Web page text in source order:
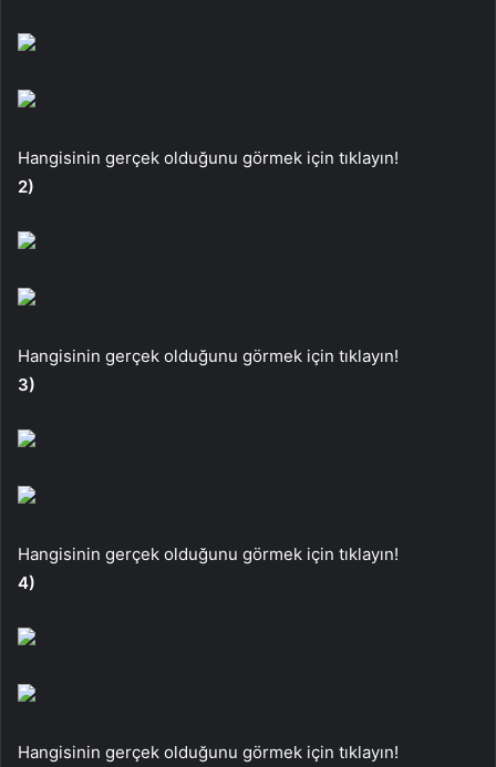
Hangisinin gerçek olduğunu görmek için tıklayın!
2)
Hangisinin gerçek olduğunu görmek için tıklayın!
3)
Hangisinin gerçek olduğunu görmek için tıklayın!
4)
Hangisinin gerçek olduğunu görmek için tıklayın!